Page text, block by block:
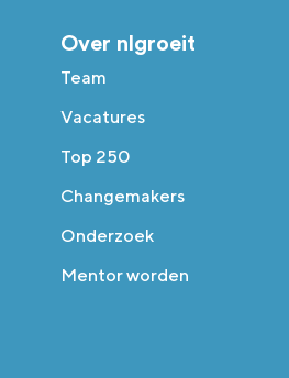
Over nlgroeit
Team
Vacatures
Top 250
Changemakers
Onderzoek
Mentor worden